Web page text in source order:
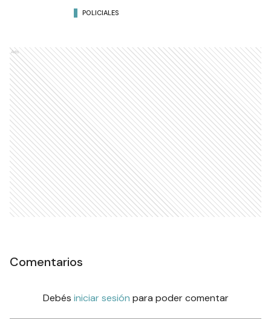
POLICIALES
Ads
Comentarios
Debés iniciar sesión para poder comentar